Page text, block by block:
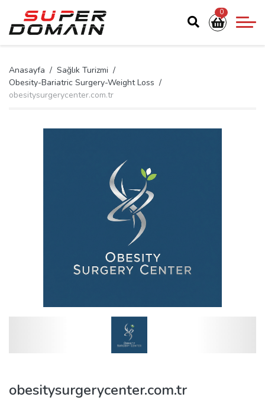
0
Anasayfa
Sağlık Turizmi
Obesity-Bariatric Surgery-Weight Loss
obesitysurgerycenter.com.tr
obesitysurgerycenter.com.tr